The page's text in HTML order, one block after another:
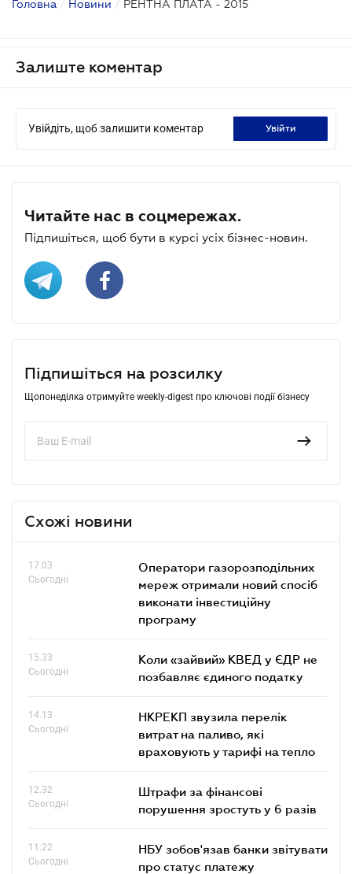
Головна / Новини / РЕНТНА ПЛАТА - 2015
Залиште коментар
Увійдіть, щоб залишити коментар увійти
Читайте нас в соцмережах.
Підпишіться, щоб бути в курсі усіх бізнес-новин.
Підпишіться на розсилку
Щопонеділка отримуйте weekly-digest про ключові події бізнесу
Схожі новини
17.03
Сьогодні
Оператори газорозподільних
мереж отримали новий спосіб
виконати інвестиційну
програму
15.33
Сьогодні
Коли «зайвий» КВЕД у ЄДР не
позбавляє єдиного податку
14.13
Сьогодні
НКРЕКП звузила перелік
витрат на паливо, які
враховують у тарифі на тепло
12.32
Сьогодні
Штрафи за фінансові
порушення зростуть у 6 разів
11.22
Сьогодні
НБУ зобов'язав банки звітувати
про статус платежу